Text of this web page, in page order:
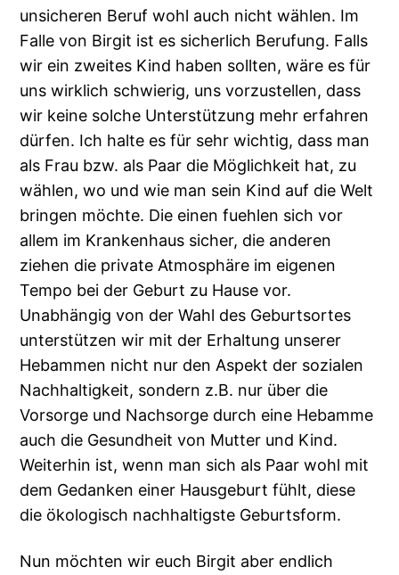
unsicheren Beruf wohl auch nicht wählen. Im
Falle von Birgit ist es sicherlich Berufung. Falls
wir ein zweites Kind haben sollten, wäre es für
uns wirklich schwierig, uns vorzustellen, dass
wir keine solche Unterstützung mehr erfahren
dürfen. Ich halte es für sehr wichtig, dass man
als Frau bzw. als Paar die Möglichkeit hat, zu
wählen, wo und wie man sein Kind auf die Welt
bringen möchte. Die einen fuehlen sich vor
allem im Krankenhaus sicher, die anderen
ziehen die private Atmosphäre im eigenen
Tempo bei der Geburt zu Hause vor.
Unabhängig von der Wahl des Geburtsortes
unterstützen wir mit der Erhaltung unserer
Hebammen nicht nur den Aspekt der sozialen
Nachhaltigkeit, sondern z.B. nur über die
Vorsorge und Nachsorge durch eine Hebamme
auch die Gesundheit von Mutter und Kind.
Weiterhin ist, wenn man sich als Paar wohl mit
dem Gedanken einer Hausgeburt fühlt, diese
die ökologisch nachhaltigste Geburtsform.
Nun möchten wir euch Birgit aber endlich